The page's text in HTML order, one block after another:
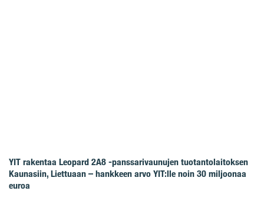
YIT rakentaa Leopard 2A8 -panssarivaunujen tuotantolaitoksen
Kaunasiin, Liettuaan – hankkeen arvo YIT:lle noin 30 miljoonaa
euroa